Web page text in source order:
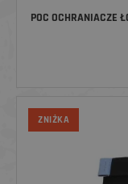
POC OCHRANIACZE
ZNIŻKA